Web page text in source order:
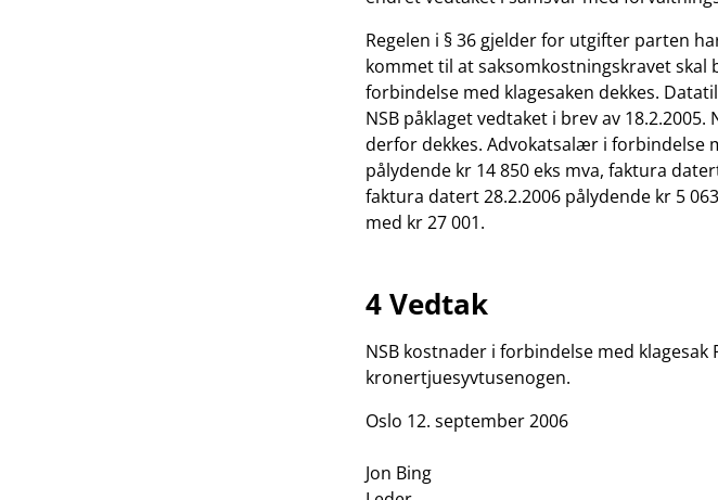
Regelen i § 36 gjelder for utgifter parten
kommet til at saksomkostningskravet
forbindelse med klagesaken dekkes.
NSB påklaget vedtaket i brev av
derfor dekkes. Advokatsalær i forbindelse
pålydende kr 14 850 eks mva, faktura
faktura datert 28.2.2006 pålydende kr 5
med kr 27 001.
4 Vedtak
NSB kostnader i forbindelse med klagesak
kronertjuesyvtusenogen.
Oslo 12. september 2006
Jon Bing